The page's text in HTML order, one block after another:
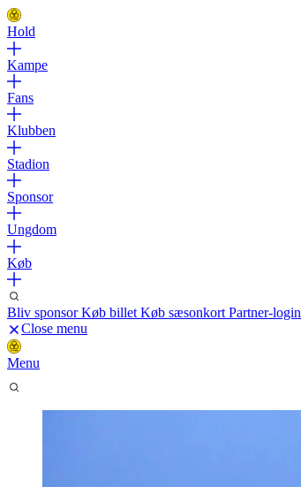
Hold
Kampe
Fans
Klubben
Stadion
Sponsor
Ungdom
Køb
Bliv sponsorKøb billet Køb sæsonkort Partner-login
Close menu
Menu